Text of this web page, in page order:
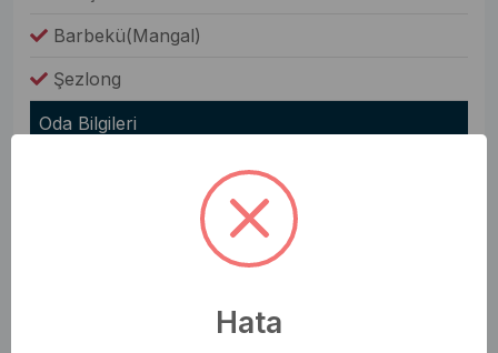
Barbekü(Mangal)
Şezlong
Oda Bilgileri
Saç Kurutma Makinesi
Hata